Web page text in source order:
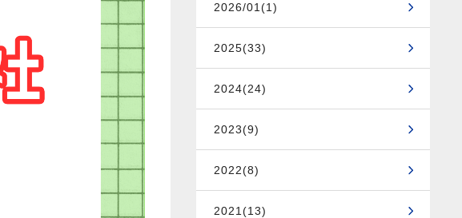
2026/01(1)
2025(33)
2024(24)
2023(9)
2022(8)
2021(13)